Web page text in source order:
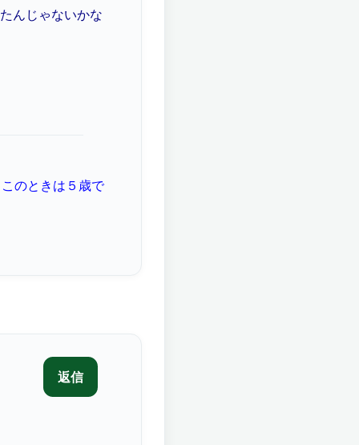
んじゃないかな
のときは５歳で